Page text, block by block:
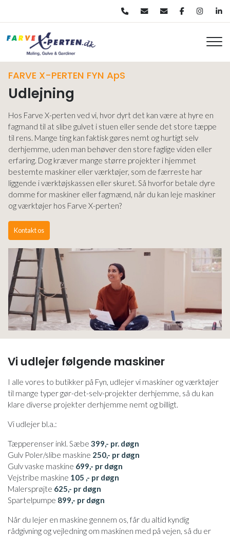
hovedindhold
FARVE X-PERTEN FYN ApS
Udlejning
Hos Farve X-perten ved vi, hvor dyrt det kan være at hyre en
fagmand til at slibe gulvet i stuen eller sende det store tæppe
til rens. Mange ting kan faktisk gøres nemt og hurtigt selv
derhjemme, uden man behøver den store faglige viden eller
erfaring. Dog kræver mange større projekter i hjemmet
bestemte maskiner eller værktøjer, som de færreste har
liggende i værktøjskassen eller skuret. Så hvorfor betale dyre
domme for maskiner eller fagmænd, når du kan leje maskiner
og værktøjer hos Farve X-perten?
Kontakt os
Vi udlejer følgende maskiner
I alle vores to butikker på Fyn, udlejer vi maskiner og værktøjer
til mange typer gør-det-selv-projekter derhjemme, så du kan
klare diverse projekter derhjemme nemt og billigt.
Vi udlejer bl.a.:
Tæpperenser inkl. Sæbe 399,- pr. døgn
Gulv Poler/slibe maskine 250,- pr døgn
Gulv vaske maskine 699,- pr døgn
Vejstribe maskine 105 ,- pr døgn
Malersprøjte 625,- pr døgn
Spartelpumpe 899,- pr døgn
Når du lejer en maskine gennem os, får du altid kyndig
rådgivning og vejledning om maskinen med på vejen, så du er